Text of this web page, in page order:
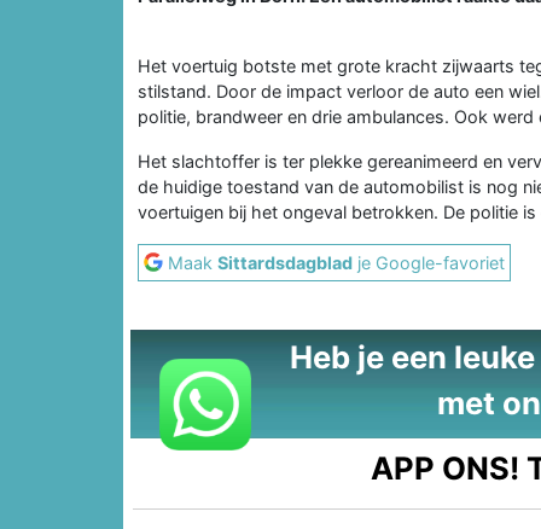
Het voertuig botste met grote kracht zijwaarts
stilstand. Door de impact verloor de auto een
politie, brandweer en drie ambulances. Ook
Het slachtoffer is ter plekke gereanimeerd en
de huidige toestand van de automobilist is nog
voertuigen bij het ongeval betrokken. De politie
Maak Sittardsdagblad je Google-favoriet
Heb je een
met
APP ONS!